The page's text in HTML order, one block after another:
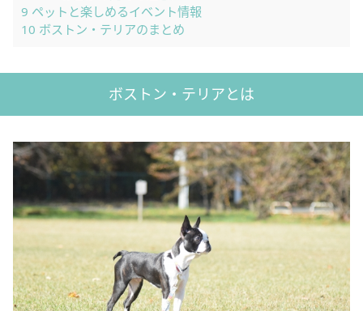
9 ペットと楽しめるイベント情報
10 ボストン・テリアのまとめ
ボストン・テリアとは